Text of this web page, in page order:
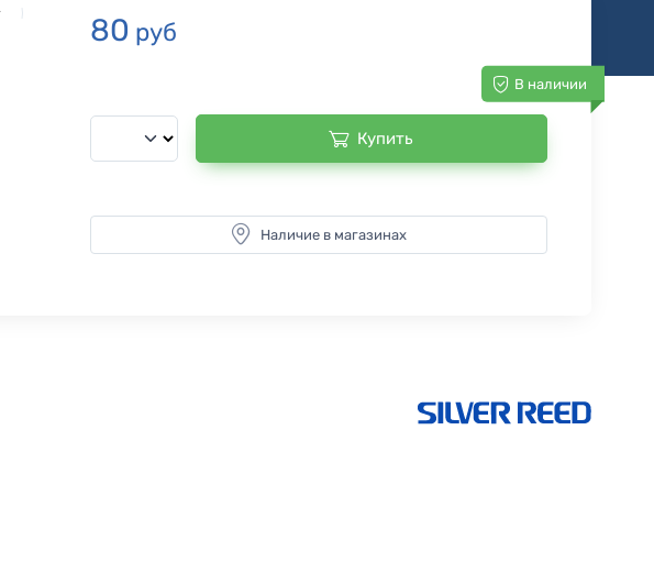
80 руб
В наличии
Купить
Наличие в магазинах